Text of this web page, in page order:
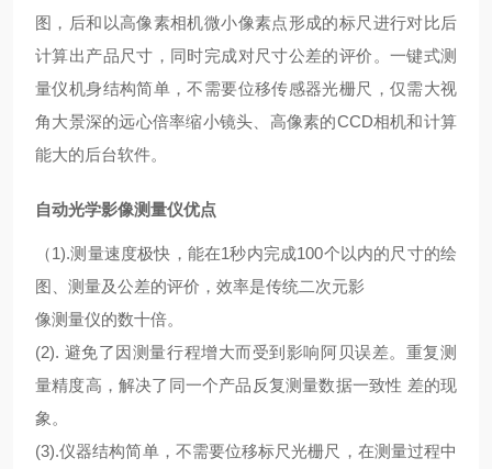
图，后和以高像素相机微小像素点形成的标尺进行对比后
计算出产品尺寸，同时完成对尺寸公差的评价。一键式测
量仪机身结构简单，不需要位移传感器光栅尺，仅需大视
角大景深的远心倍率缩小镜头、高像素的CCD相机和计算
能大的后台软件。
自动光学影像测量仪优点
（1).测量速度极快，能在1秒内完成100个以内的尺寸的绘
图、测量及公差的评价，效率是传统二次元影
像测量仪的数十倍。
(2). 避免了因测量行程增大而受到影响阿贝误差。重复测
量精度高，解决了同一个产品反复测量数据一致性 差的现
象。
(3).仪器结构简单，不需要位移标尺光栅尺，在测量过程中